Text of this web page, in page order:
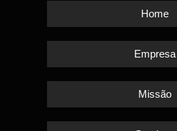
Home
Empresa
Missão